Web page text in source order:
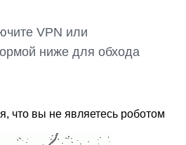
VPN или
ниже для обхода
что вы не являетесь роботом